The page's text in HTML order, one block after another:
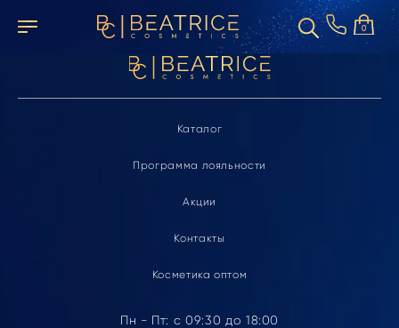
0
Элемент не найден
Каталог
Программа лояльности
Акции
Контакты
Косметика оптом
Пн - Пт: с 09:30 до 18:00